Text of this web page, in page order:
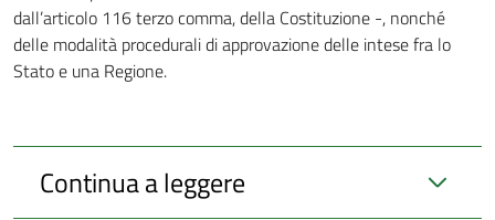
dall’articolo 116 terzo comma, della Costituzione -, nonché
delle modalità procedurali di approvazione delle intese fra lo
Stato e una Regione.
Continua a leggere